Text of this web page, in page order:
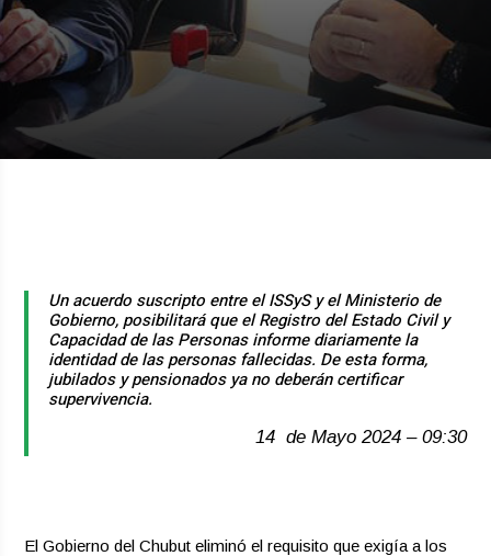
Un acuerdo suscripto entre el ISSyS y el Ministerio de
Gobierno, posibilitará que el Registro del Estado Civil y
Capacidad de las Personas informe diariamente la
identidad de las personas fallecidas. De esta forma,
jubilados y pensionados ya no deberán certificar
supervivencia.
14 de Mayo 2024 – 09:30
El Gobierno del Chubut eliminó el requisito que exigía a los